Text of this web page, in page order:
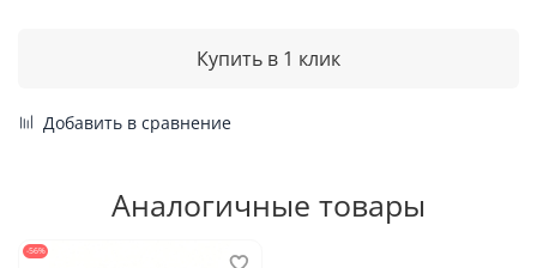
Купить в 1 клик
Добавить в сравнение
Аналогичные товары
-56%